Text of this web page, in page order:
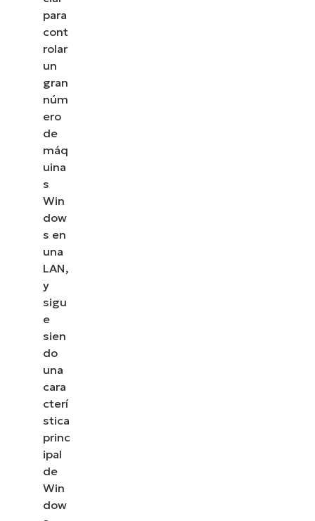
para
cont
rolar
un
gran
núm
ero
de
máq
uina
s
Win
dow
s en
una
LAN,
y
sigu
e
sien
do
una
cara
cterí
stica
princ
ipal
de
Win
dow